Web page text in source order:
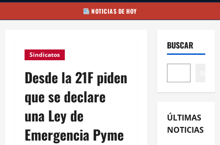
NOTICIAS DE HOY
Sindicatos
Desde la 21F piden
que se declare
una Ley de
Emergencia Pyme
BUSCAR
ÚLTIMAS
NOTICIAS